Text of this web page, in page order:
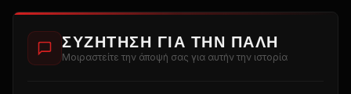
ΣΥΖΉΤΗΣΗ ΓΙΑ ΤΗΝ ΠΆΛΗ
Μοιραστείτε την άποψή σας για αυτήν την ιστορία